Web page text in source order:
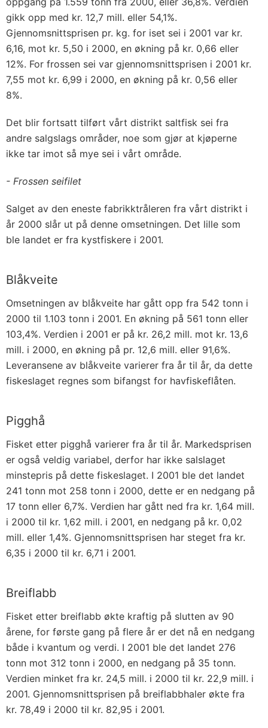
gikk opp med kr. 12,7 mill. eller 54,1%.
Gjennomsnittsprisen pr. kg. for iset sei i 2001 var kr.
6,16, mot kr. 5,50 i 2000, en økning på kr. 0,66 eller
12%. For frossen sei var gjennomsnittsprisen i 2001 kr.
7,55 mot kr. 6,99 i 2000, en økning på kr. 0,56 eller
8%.
Det blir fortsatt tilført vårt distrikt saltfisk sei fra
andre salgslags områder, noe som gjør at kjøperne
ikke tar imot så mye sei i vårt område.
- Frossen seifilet
Salget av den eneste fabrikktråleren fra vårt distrikt i
år 2000 slår ut på denne omsetningen. Det lille som
ble landet er fra kystfiskere i 2001.
Blåkveite
Omsetningen av blåkveite har gått opp fra 542 tonn i
2000 til 1.103 tonn i 2001. En økning på 561 tonn eller
103,4%. Verdien i 2001 er på kr. 26,2 mill. mot kr. 13,6
mill. i 2000, en økning på pr. 12,6 mill. eller 91,6%.
Leveransene av blåkveite varierer fra år til år, da dette
fiskeslaget regnes som bifangst for havfiskeflåten.
Pigghå
Fisket etter pigghå varierer fra år til år. Markedsprisen
er også veldig variabel, derfor har ikke salslaget
minstepris på dette fiskeslaget. I 2001 ble det landet
241 tonn mot 258 tonn i 2000, dette er en nedgang på
17 tonn eller 6,7%. Verdien har gått ned fra kr. 1,64 mill.
i 2000 til kr. 1,62 mill. i 2001, en nedgang på kr. 0,02
mill. eller 1,4%. Gjennomsnittsprisen har steget fra kr.
6,35 i 2000 til kr. 6,71 i 2001.
Breiflabb
Fisket etter breiflabb økte kraftig på slutten av 90
årene, for første gang på flere år er det nå en nedgang
både i kvantum og verdi. I 2001 ble det landet 276
tonn mot 312 tonn i 2000, en nedgang på 35 tonn.
Verdien minket fra kr. 24,5 mill. i 2000 til kr. 22,9 mill. i
2001. Gjennomsnittsprisen på breiflabbhaler økte fra
kr. 78,49 i 2000 til kr. 82,95 i 2001.